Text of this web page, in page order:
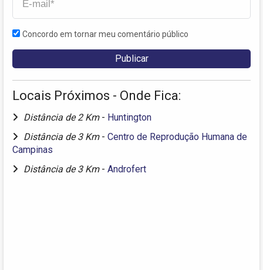
Concordo em tornar meu comentário público
Locais Próximos - Onde Fica:
Distância de 2 Km - Huntington
Distância de 3 Km - Centro de Reprodução Humana de
Campinas
Distância de 3 Km - Androfert